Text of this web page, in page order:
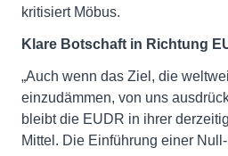
kritisiert Möbus.
Klare Botschaft in Richtung
„Auch wenn das Ziel, die
einzudämmen, von uns
bleibt die EUDR in ihrer
Mittel. Die Einführung einer